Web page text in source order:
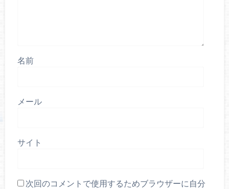
名前
メール
サイト
次回のコメントで使用するためブラウザーに自分